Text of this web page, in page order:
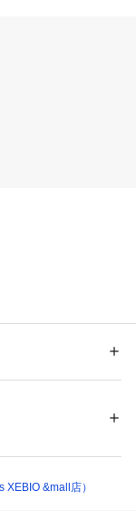
)ミッドソール
&mall店）